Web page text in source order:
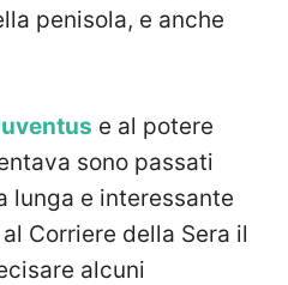
penisola, e anche
e al potere
sono passati
lunga e interessante
Corriere della Sera il
alcuni